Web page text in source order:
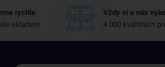
rychle
skladem
Vždy si u nás
4 000 kvalitních